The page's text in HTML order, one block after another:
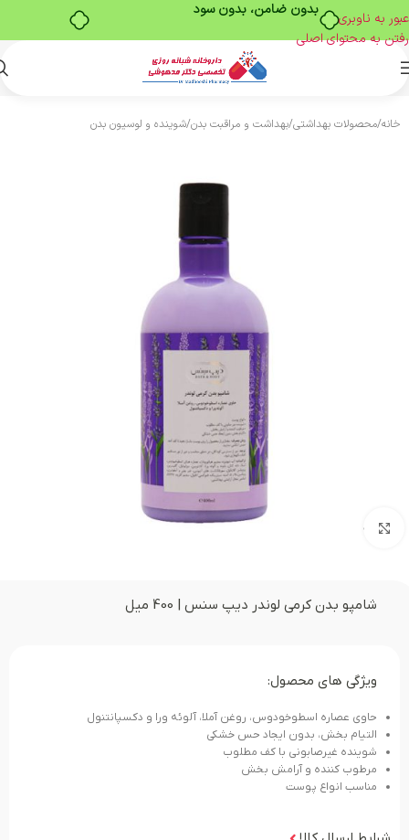
بدون ضامن، بدون سود
عبور به ناوبری
رفتن به محتوای اصلی
خانه/محصولات بهداشتی/بهداشت و مراقبت بدن/شوینده و لوسیون بدن
بزرگنمایی تصویر
شامپو بدن کرمی لوندر دیپ سنس | 400 میل
ویژگی های محصول:
حاوی عصاره اسطوخودوس، روغن آملا، آلوئه ورا و دکسپانتنول
التیام بخش، بدون ایجاد حس خشکی
شوینده غیرصابونی با کف مطلوب
مرطوب کننده و آرامش بخش
مناسب انواع پوست